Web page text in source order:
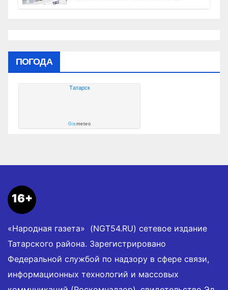
ПОГОДА
Татарск
Gismeteo
16+
«Народная газета» (NGT54.RU) сетевое издание
Татарского района. Зарегистрировано
Федеральной службой по надзору в сфере связи,
информационных технологий и массовых